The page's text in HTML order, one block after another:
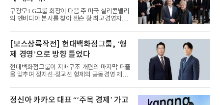
구광모 LG그룹 회장이 다음 주 미국 실리콘밸리
의 엔비디아 본사를 찾아 젠슨 황 최고경영자
[보스상륙작전] 현대백화점그룹, ‘형
제 경영’으로 방향 틀었다
현대백화점그룹이 지배구조 개편의 마지막 퍼즐
을 맞추며 정지선·정교선 형제의 공동경영 체제
정신아 카카오 대표 “‘주목 경제’ 가고